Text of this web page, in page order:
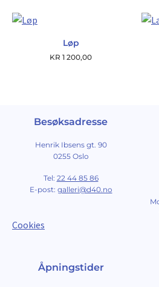
Løp
KR 1 200,00
Besøksadresse
Henrik Ibsens gt. 90
0255 Oslo
Tel: 22 44 85 86
E-post: galleri@d40.no
Cookies
Åpningstider